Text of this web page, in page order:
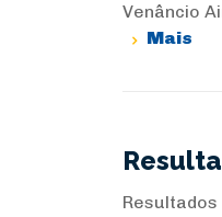
Venâncio
Mais